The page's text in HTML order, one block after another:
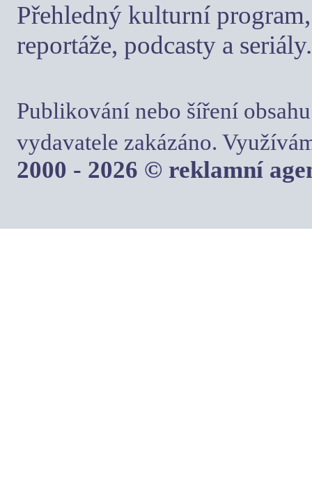
Přehledný kulturní
reportáže, podcasty a seriály.
Publikování nebo šíření
vydavatele zakázáno.
2000 - 2026 © reklamní